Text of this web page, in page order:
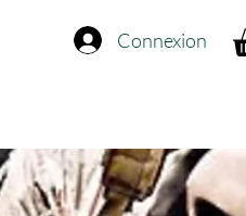
Connexion